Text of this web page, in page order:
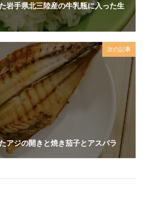
岩手県北三陸産の牛乳瓶に入った生
次の記事
アジの開きと焼き茄子とアスパラ